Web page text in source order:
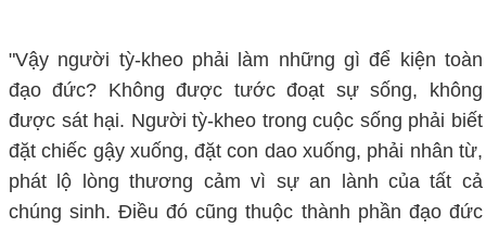
"Vậy người tỳ-kheo phải làm những gì để kiện toàn
đạo đức? Không được tước đoạt sự sống, không
được sát hại. Người tỳ-kheo trong cuộc sống phải biết
đặt chiếc gậy xuống, đặt con dao xuống, phải nhân từ,
phát lộ lòng thương cảm vì sự an lành của tất cả
chúng sinh. Điều đó cũng thuộc thành phần đạo đức